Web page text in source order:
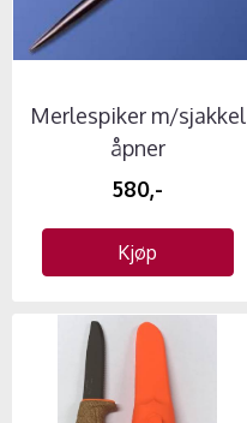
Merlespiker m/sjakkel
åpner
580,-
Kjøp